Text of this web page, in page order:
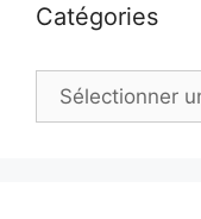
Catégories
Catégories